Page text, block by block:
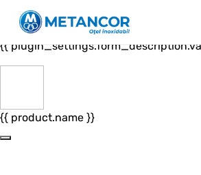
Close
{{ plugin_settings.form_header.value }}
{{
{{ product.name }}